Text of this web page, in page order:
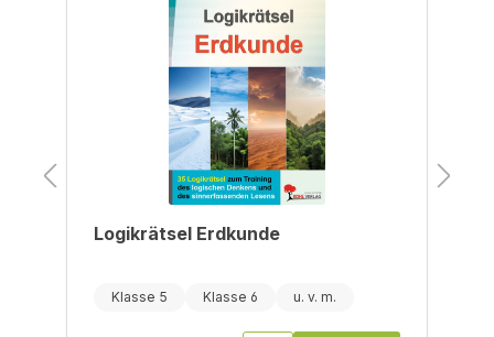
Logikrätsel Erdkunde
Klasse 5 Klasse 6